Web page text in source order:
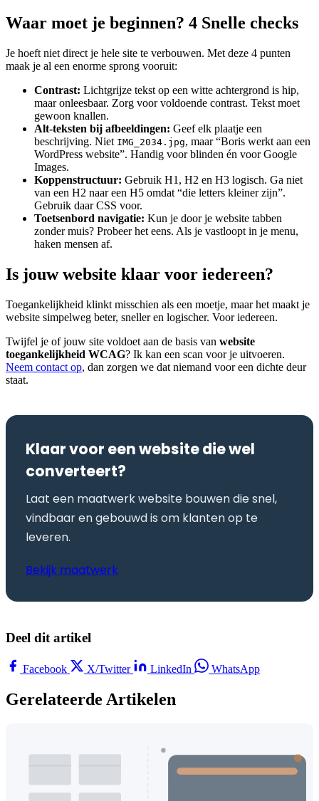
Waar moet je beginnen? 4 Snelle checks
Je hoeft niet direct je hele site te verbouwen. Met deze 4 punten
maak je al een enorme sprong vooruit:
Contrast: Lichtgrijze tekst op een witte achtergrond is hip,
maar onleesbaar. Zorg voor voldoende contrast. Tekst moet
gewoon knallen.
Alt-teksten bij afbeeldingen: Geef elk plaatje een
beschrijving. Niet IMG_2034.jpg, maar “Boris werkt aan een
WordPress website”. Handig voor blinden én voor Google
Images.
Koppenstructuur: Gebruik H1, H2 en H3 logisch. Ga niet
van een H2 naar een H5 omdat “die letters kleiner zijn”.
Gebruik daar CSS voor.
Toetsenbord navigatie: Kun je door je website tabben
zonder muis? Probeer het eens. Als je vastloopt in je menu,
haken mensen af.
Is jouw website klaar voor iedereen?
Toegankelijkheid klinkt misschien als een moetje, maar het maakt je
website simpelweg beter, sneller en logischer. Voor iedereen.
Twijfel je of jouw site voldoet aan de basis van website
toegankelijkheid WCAG? Ik kan een scan voor je uitvoeren.
Neem contact op, dan zorgen we dat niemand voor een dichte deur
staat.
Klaar voor een website die wel
converteert?
Laat een maatwerk website bouwen die snel,
vindbaar en gebouwd is om klanten op te
leveren.
Bekijk maatwerk
Deel dit artikel
Facebook X/Twitter LinkedIn WhatsApp
Gerelateerde Artikelen